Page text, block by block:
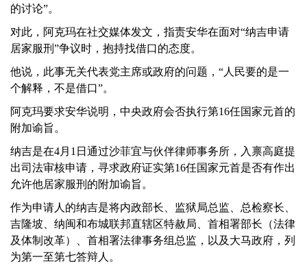
的讨论”。
对此，阿克玛在社交媒体发文，指责安华在面对“纳吉申请
居家服刑”争议时，抱持找借口的态度。
他说，此事无关代表党主席或政府的问题，“人民要的是一
个解释，不是借口”。
阿克玛要求安华说明，中央政府会否执行第16任国家元首的
附加谕旨。
纳吉是在4月1日通过沙菲宜与伙伴律师事务所，入禀高庭提
出司法审核申请，寻求政府证实第16任国家元首是否有作出
允许他居家服刑的附加谕旨。
作为申请人的纳吉是将内政部长、监狱局总监、总检察长、
吉隆坡、纳闽和布城联邦直辖区特赦局、首相署部长（法律
及体制改革）、首相署法律事务组总监，以及大马政府，列
为第一至第七答辩人。